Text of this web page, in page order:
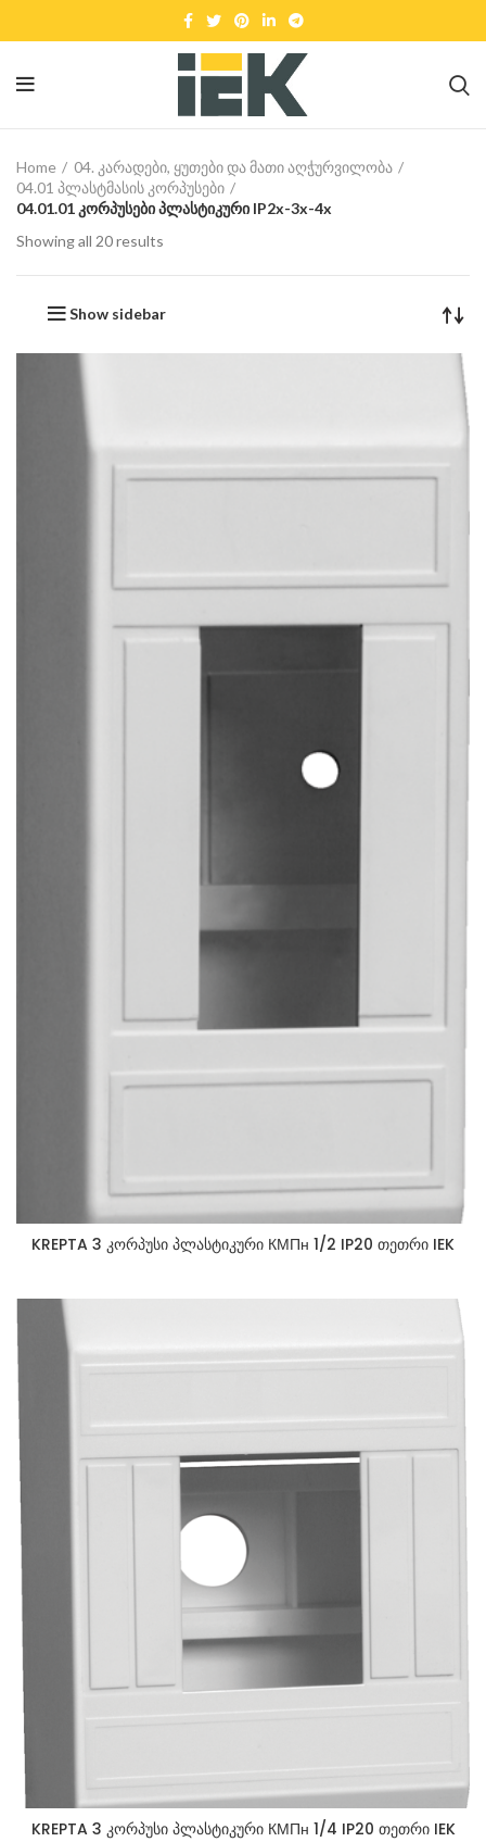
Home
04. კარადები, ყუთები და მათი აღჭურვილობა
04.01 პლასტმასის კორპუსები
04.01.01 კორპუსები პლასტიკური IP2x-3x-4x
Showing all 20 results
Show sidebar
KREPTA 3 კორპუსი პლასტიკური КМПн 1/2 IP20 თეთრი IEK
KREPTA 3 კორპუსი პლასტიკური КМПн 1/4 IP20 თეთრი IEK